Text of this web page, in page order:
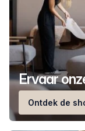
Ervaar
Ontdek de